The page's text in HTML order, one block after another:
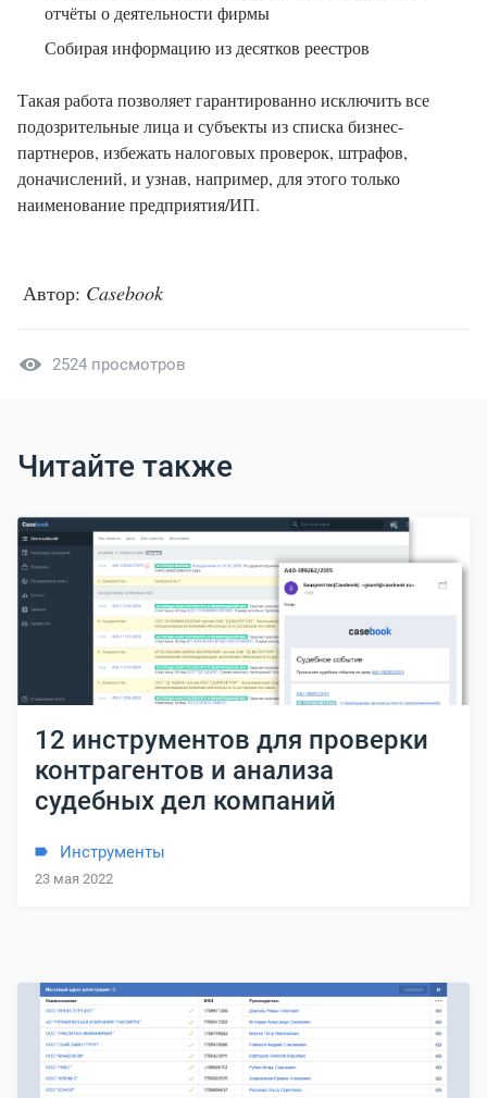
отчёты о деятельности фирмы
Собирая информацию из десятков реестров
Такая работа позволяет гарантированно исключить все
подозрительные лица и субъекты из списка бизнес-
партнеров, избежать налоговых проверок, штрафов,
доначислений, и узнав, например, для этого только
наименование предприятия/ИП.
Автор: Casebook
2524 просмотров
Читайте также
12 инструментов для проверки
контрагентов и анализа
судебных дел компаний
Инструменты
23 мая 2022